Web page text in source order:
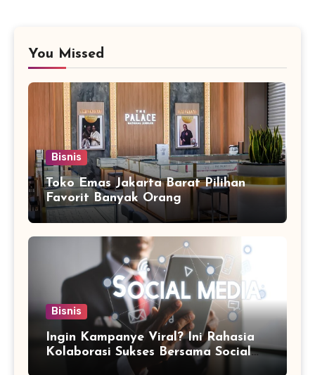
You Missed
Bisnis
Toko Emas Jakarta Barat Pilihan
Favorit Banyak Orang
Bisnis
Ingin Kampanye Viral? Ini Rahasia
Kolaborasi Sukses Bersama Social
Media Marketing Agency